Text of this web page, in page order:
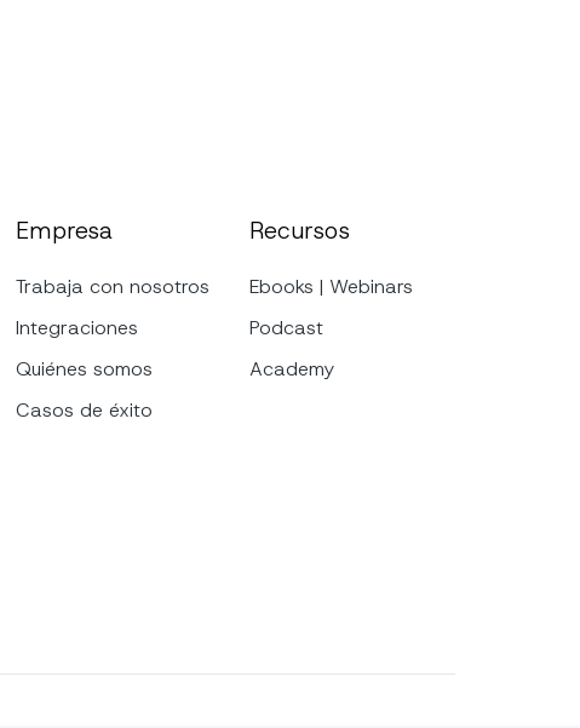
Empresa
Trabaja con nosotros
Integraciones
Quiénes somos
Casos de éxito
Recursos
Ebooks | Webinars
Podcast
Academy